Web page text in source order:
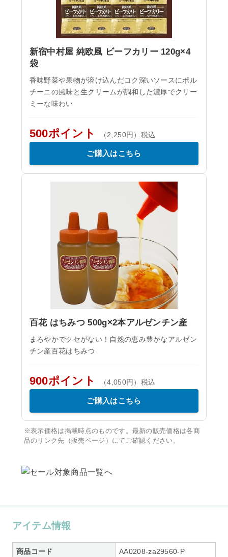
新宿中村屋 純欧風 ビーフカリー 120g×4
袋
香味野菜や果物が溶け込んだコク深いソースにポル
チーニの風味と生クリームが調和した濃厚でクリー
ミーな味わい
500ポイント （2,250円）税込
ご購入はこちら
百花 はちみつ 500g×2本アルゼンチン産
まろやかでクセがない！自然の恵み豊かなアルゼン
チン産百花はちみつ
900ポイント （4,050円）税込
ご購入はこちら
※表示価格は掲載時点のものです。最新の販売価格は各商
品のリンク先（販売ページ）にてご確認ください。
アイテム情報
商品コード AA0208-za29560-P